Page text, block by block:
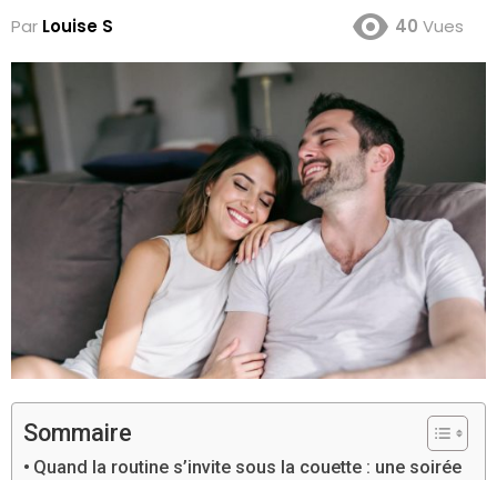
Par Louise S 40 Vues
Sommaire
Quand la routine s’invite sous la couette : une soirée